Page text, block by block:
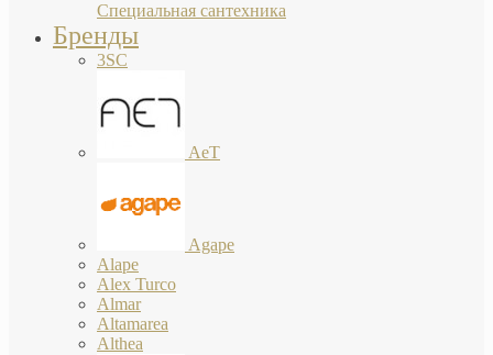
Специальная сантехника
Бренды
3SC
AeT
Agape
Alape
Alex Turco
Almar
Altamarea
Althea